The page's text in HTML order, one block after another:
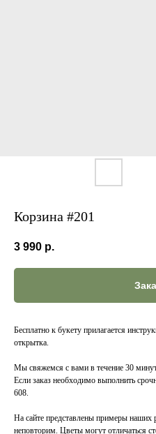
Корзина #201
3 990 р.
Бесплатно к букету прилагается
открытка.
Мы свяжемся с вами в течение 30
Если заказ необходимо выполнить
608.
На сайте представлены примеры наших
неповторим. Цветы могут отличаться